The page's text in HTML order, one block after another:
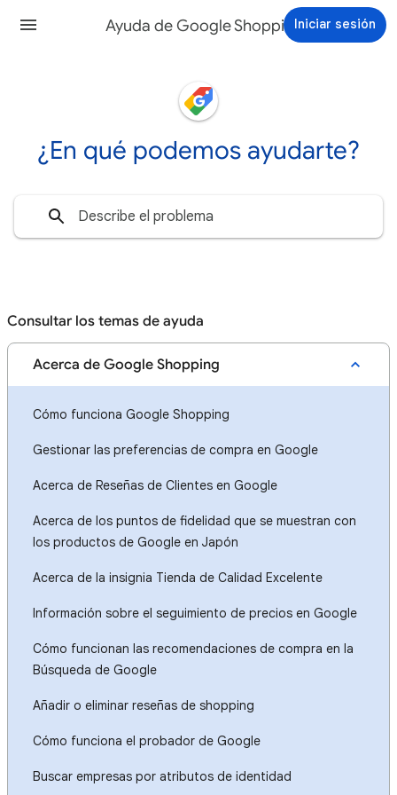
Ayuda de Google ShoppingIniciar sesión
¿En qué podemos ayudarte?
Consultar los temas de ayuda
Acerca de Google Shopping
Cómo funciona Google Shopping
Gestionar las preferencias de compra en Google
Acerca de Reseñas de Clientes en Google
Acerca de los puntos de fidelidad que se muestran con
los productos de Google en Japón
Acerca de la insignia Tienda de Calidad Excelente
Información sobre el seguimiento de precios en Google
Cómo funcionan las recomendaciones de compra en la
Búsqueda de Google
Añadir o eliminar reseñas de shopping
Cómo funciona el probador de Google
Buscar empresas por atributos de identidad